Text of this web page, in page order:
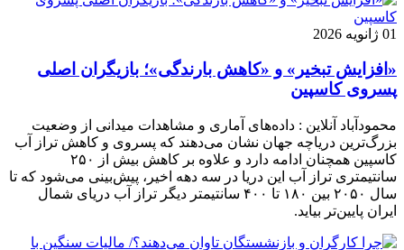
01 ژانویه 2026
«افزایش تبخیر» و «کاهش بارندگی»؛ بازیگران اصلی
پسروی کاسپین
محمودآباد آنلاین : داده‌های آماری و مشاهدات میدانی از وضعیت
بزرگ‌ترین دریاچه جهان نشان می‌دهند که پسروی و کاهش تراز آب
کاسپین همچنان ادامه دارد و علاوه بر کاهش بیش از ۲۵۰
سانتیمتری تراز آب این دریا در سه دهه اخیر، پیش‌بینی می‌شود که تا
سال ۲۰۵۰ بین ۱۸۰ تا ۴۰۰ سانتیمتر دیگر تراز آب دریای شمال
ایران پایین‌تر بیاید.